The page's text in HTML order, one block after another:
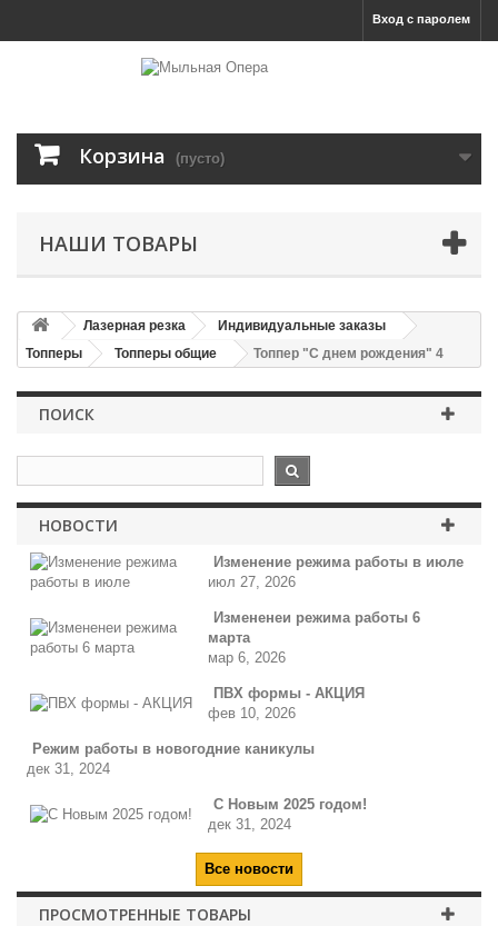
Вход с паролем
Корзина (пусто)
НАШИ ТОВАРЫ
Лазерная резка
Индивидуальные заказы
Топперы
Топперы общие Топпер "С днем рождения" 4
ПОИСК
НОВОСТИ
Изменение режима работы в июле
июл 27, 2026
Измененеи режима работы 6
марта
мар 6, 2026
ПВХ формы - АКЦИЯ
фев 10, 2026
Режим работы в новогодние каникулы
дек 31, 2024
С Новым 2025 годом!
дек 31, 2024
Все новости
ПРОСМОТРЕННЫЕ ТОВАРЫ